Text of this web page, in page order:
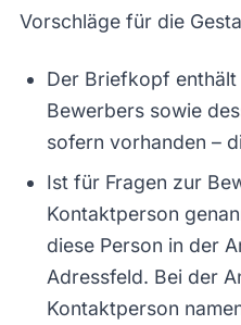
Vorschläge für die
Der Briefkopf enthält
Bewerbers sowie
sofern vorhanden –
Ist für Fragen zur
Kontaktperson
diese Person in der
Adressfeld. Bei der
Kontaktperson